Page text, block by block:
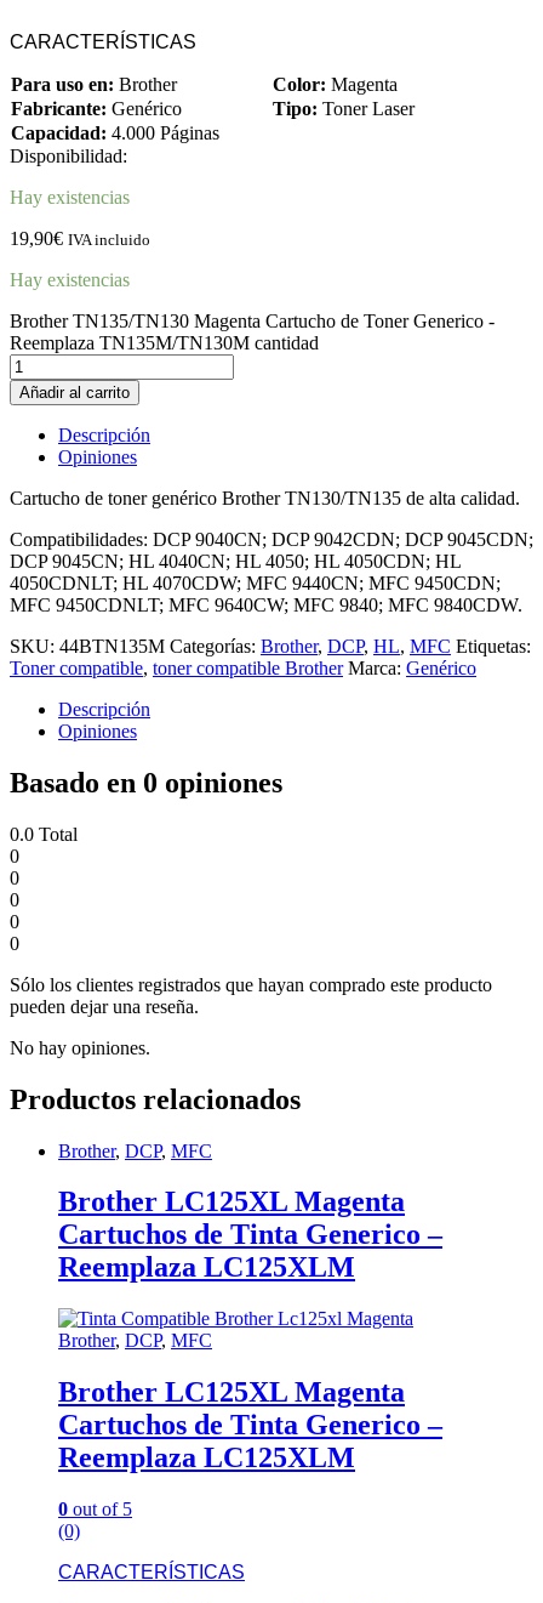
CARACTERÍSTICAS
Para uso en: Brother Color: Magenta
Fabricante: Genérico Tipo: Toner Laser
Capacidad: 4.000 Páginas
Disponibilidad:
Hay existencias
19,90€ IVA incluido
Hay existencias
Brother TN135/TN130 Magenta Cartucho de Toner Generico -
Reemplaza TN135M/TN130M cantidad
Añadir al carrito
Descripción
Opiniones
Cartucho de toner genérico Brother TN130/TN135 de alta calidad.
Compatibilidades: DCP 9040CN; DCP 9042CDN; DCP 9045CDN;
DCP 9045CN; HL 4040CN; HL 4050; HL 4050CDN; HL
4050CDNLT; HL 4070CDW; MFC 9440CN; MFC 9450CDN;
MFC 9450CDNLT; MFC 9640CW; MFC 9840; MFC 9840CDW.
SKU: 44BTN135M Categorías: Brother, DCP, HL, MFC Etiquetas:
Toner compatible, toner compatible Brother Marca: Genérico
Descripción
Opiniones
Basado en 0 opiniones
0.0 Total
0
0
0
0
0
Sólo los clientes registrados que hayan comprado este producto
pueden dejar una reseña.
No hay opiniones.
Productos relacionados
Brother, DCP, MFC
Brother LC125XL Magenta
Cartuchos de Tinta Generico –
Reemplaza LC125XLM
Brother, DCP, MFC
Brother LC125XL Magenta
Cartuchos de Tinta Generico –
Reemplaza LC125XLM
0 out of 5
(0)
CARACTERÍSTICAS